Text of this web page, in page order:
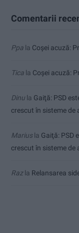
Comentarii
Ppa la Coșei acuză:
Tica la Coșei acuză:
Dinu la Gaiţă: PSD
crescut în sisteme de
Mariusla Gaiţă: PSD
crescut în sisteme de
Razla Relansarea